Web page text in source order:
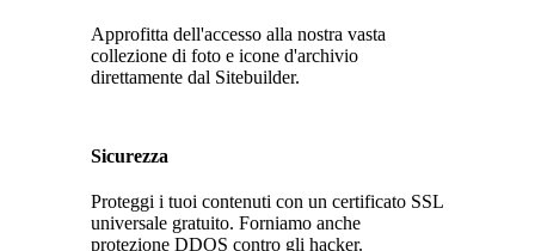
Approfitta dell'accesso alla nostra vasta
collezione di foto e icone d'archivio
direttamente dal Sitebuilder.
Sicurezza
Proteggi i tuoi contenuti con un certificato SSL
universale gratuito. Forniamo anche
protezione DDOS contro gli hacker.